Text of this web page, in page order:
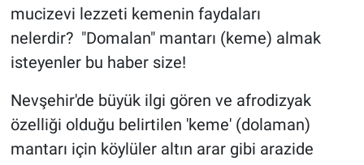
mucizevi lezzeti kemenin faydaları
nelerdir? "Domalan" mantarı (keme) almak
isteyenler bu haber size!
Nevşehir'de büyük ilgi gören ve afrodizyak
özelliği olduğu belirtilen 'keme' (dolaman)
mantarı için köylüler altın arar gibi arazide
Kırşehir
Yerel
Genel
Asayiş